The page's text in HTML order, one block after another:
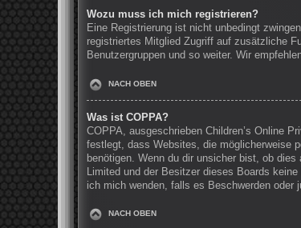
Wozu muss ich mich registrieren?
Eine Registrierung ist nicht unbedingt
registriertes Mitglied Zugriff auf zusätzliche
Benutzergruppen und so weiter. Wir
NACH OBEN
Was ist COPPA?
COPPA, ausgeschrieben Children’s Online
festlegt, dass Websites, die möglicherweise
benötigen. Wenn du dir unsicher bist, ob
Limited und der Besitzer dieses Boards
ich mich wenden, falls es Beschwerden oder
NACH OBEN